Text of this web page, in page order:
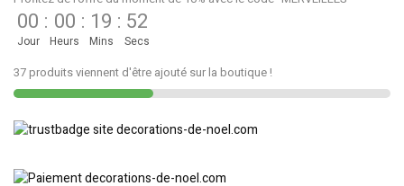
00
Jour
: 00
Heurs
: 19
Mins
: 52
Secs
37 produits viennent d'être ajouté sur la boutique !